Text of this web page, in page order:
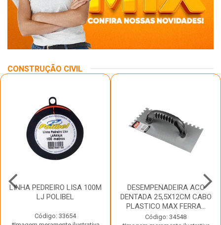
CONSTRUÇÃO CIVIL
LINHA PEDREIRO LISA 100M
LJ POLIBEL
Código: 33654
DESEMPENADEIRA ACO
DENTADA 25,5X12CM CABO
PLASTICO MAX FERRA...
Código: 34548